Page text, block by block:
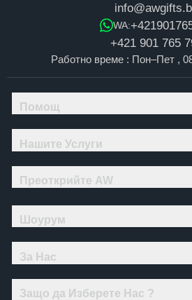
WA:
+421 901 765
Работно време : Пон–Пет ,
Помощ
Нашите Услуги
Преоткрийте AW
Шоурум
За Нас
Защо да Изберете Нас ?